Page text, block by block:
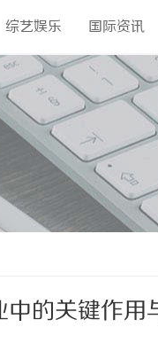
综艺娱乐 国际资讯
的关键作用